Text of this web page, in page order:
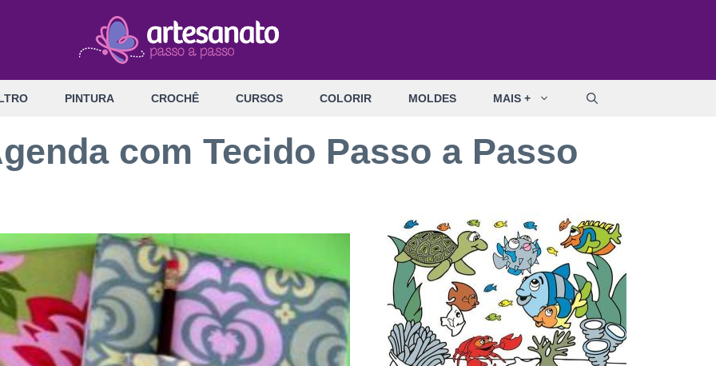
PINTURA CROCHÊ CURSOS COLORIR MOLDES MAIS +
com Tecido Passo a Passo